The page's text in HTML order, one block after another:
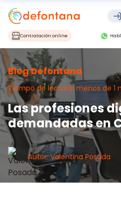
Contratación online
Blog Defontana
Tiempo de lectura: menos de 1
Las profesiones
demandadas en
Autor: Valentina Posada